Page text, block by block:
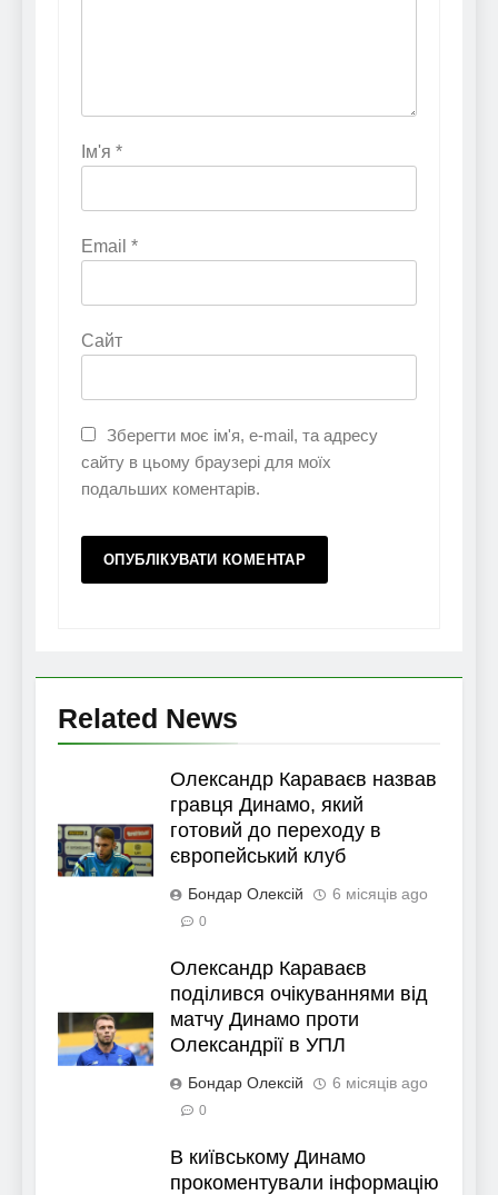
Ім'я *
Email *
Сайт
Зберегти моє ім'я, e-mail, та адресу
сайту в цьому браузері для моїх
подальших коментарів.
Related News
Олександр Караваєв назвав
гравця Динамо, який
готовий до переходу в
європейський клуб
Бондар Олексій 6 місяців ago
0
Олександр Караваєв
поділився очікуваннями від
матчу Динамо проти
Олександрії в УПЛ
Бондар Олексій 6 місяців ago
0
В київському Динамо
прокоментували інформацію